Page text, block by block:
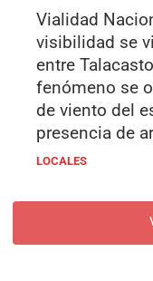
Vialidad
visibilidad se
entre
fenómeno se
de viento del
presencia de
LOCALES